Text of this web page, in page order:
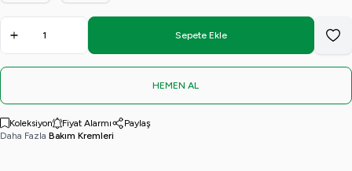
ml.
Kremi 50
Sepete Ekle
HEMEN AL
Koleksiyon Fiyat Alarmı
Paylaş
Daha Fazla Bakım Kremleri